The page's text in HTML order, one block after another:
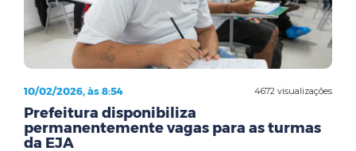
4672 visualizações
10/02/2026, às 8:54
Prefeitura disponibiliza
permanentemente vagas para as turmas
da EJA